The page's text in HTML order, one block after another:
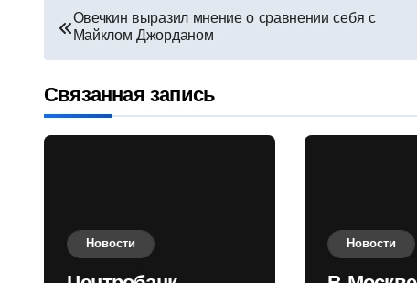
Навигация
по
записям
Овечкин выразил мнение о сравнении себя с
Майклом Джорданом
Связанная запись
Новости Новости